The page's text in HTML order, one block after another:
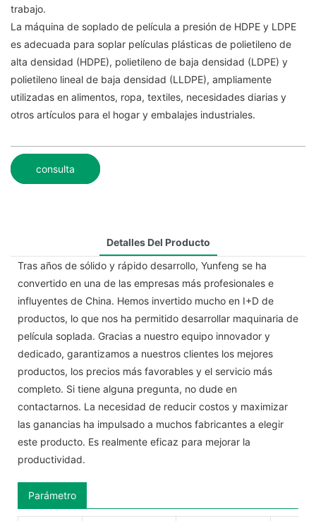
trabajo.
La máquina de soplado de película a presión de HDPE y LDPE
es adecuada para soplar películas plásticas de polietileno de
alta densidad (HDPE), polietileno de baja densidad (LDPE) y
polietileno lineal de baja densidad (LLDPE), ampliamente
utilizadas en alimentos, ropa, textiles, necesidades diarias y
otros artículos para el hogar y embalajes industriales.
consulta
Detalles Del Producto
Tras años de sólido y rápido desarrollo, Yunfeng se ha
convertido en una de las empresas más profesionales e
influyentes de China. Hemos invertido mucho en I+D de
productos, lo que nos ha permitido desarrollar maquinaria de
película soplada. Gracias a nuestro equipo innovador y
dedicado, garantizamos a nuestros clientes los mejores
productos, los precios más favorables y el servicio más
completo. Si tiene alguna pregunta, no dude en
contactarnos. La necesidad de reducir costos y maximizar
las ganancias ha impulsado a muchos fabricantes a elegir
este producto. Es realmente eficaz para mejorar la
productividad.
Parámetro